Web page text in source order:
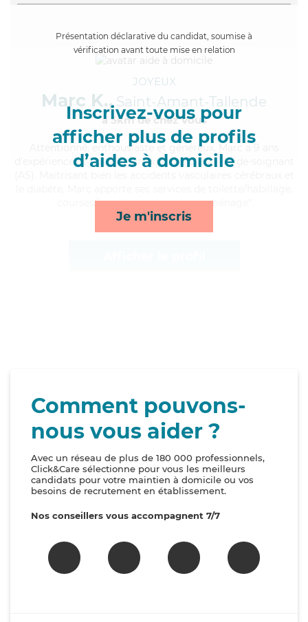
Présentation déclarative du candidat, soumise à
vérification avant toute mise en relation
Inscrivez-vous pour
afficher plus de profils
d’aides à domicile
Je m'inscris
JOYEUX
Marc K., Saint-Amant-Tallende
à 5km de chez Vous
, enthousiaste et généreux, Marc a 9 ans
d'expérience et possède un diplôme d'Etat d'aide-soignant
courses/livraison, transports et ménage*
Comment pouvons-
nous vous aider ?
Avec un réseau de plus de 180 000 professionnels,
Click&Care sélectionne pour vous les meilleurs
candidats pour votre maintien à domicile ou vos
besoins de recrutement en établissement.
Nos conseillers vous accompagnent 7/7